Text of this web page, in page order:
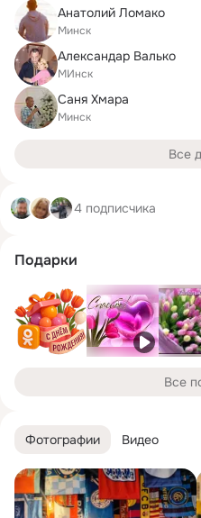
Фотографии Видео
Анатолий Ломако
Минск
Александар Валько
МИнск
Саня Хмара
Минск
Все
4 подписчика
Подарки
Все